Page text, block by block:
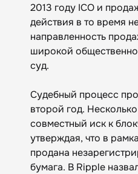
2013 году ICO и
действия в то время
направленность
широкой
суд.
Судебный процесс
второй год.
совместный иск к
утверждая, что в
продана
бумага. В Ripple